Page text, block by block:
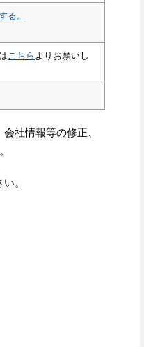
る。
こちら よりお願いし
社情報等の修正、
。